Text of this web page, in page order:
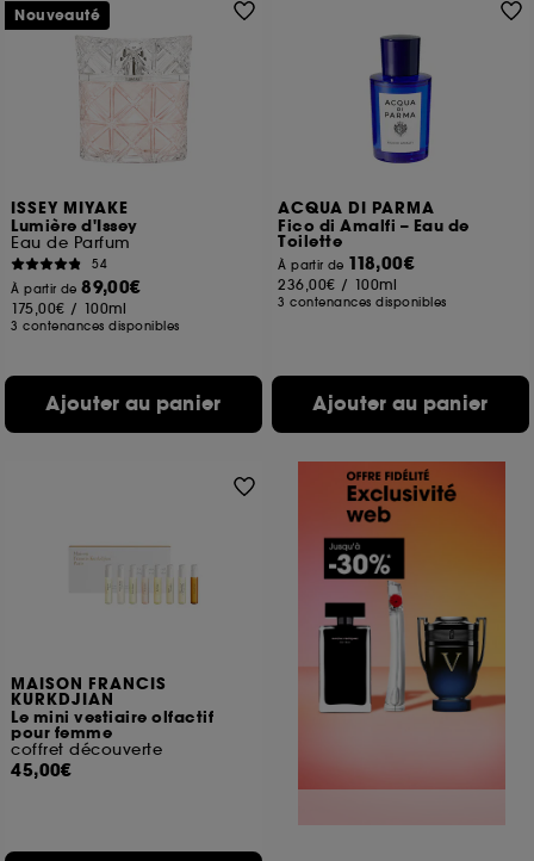
ISSEY MIYAKE
Lumière d'Issey
Eau de Parfum
54
À partir de89,00€
175,00€ / 100ml
3 contenances disponibles
Ajouter au panier
Nouveauté
ACQUA DI PARMA
Fico di Amalfi – Eau de
Toilette
À partir de 118,00€
236,00€ / 100ml
3 contenances disponibles
Ajouter au panier
MAISON FRANCIS
KURKDJIAN
Le mini vestiaire olfactif
pour femme
coffret découverte
45,00€